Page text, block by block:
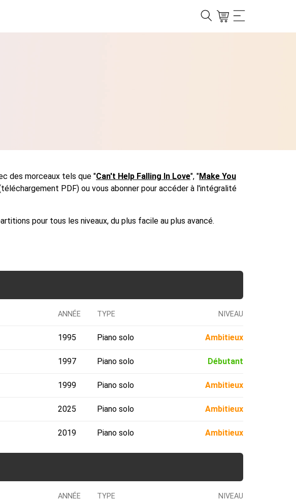
des morceaux tels que "Can't Help Falling In Love", "Make You
PDF) ou vous abonner pour accéder à l'intégralité
pour tous les niveaux, du plus facile au plus avancé.
ANNÉE TYPE NIVEAU
1995 Piano solo Ambitieux
1997 Piano solo Débutant
1999 Piano solo Ambitieux
2025 Piano solo Ambitieux
2019 Piano solo Ambitieux
ANNÉE TYPE NIVEAU